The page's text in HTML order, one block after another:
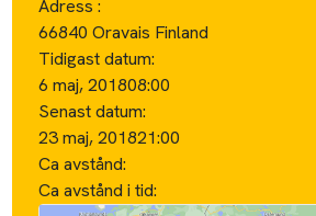
Adress :
66840 Oravais Finland
Tidigast datum:
6 maj, 201808:00
Senast datum:
23 maj, 201821:00
Ca avstånd:
Ca avstånd i tid: